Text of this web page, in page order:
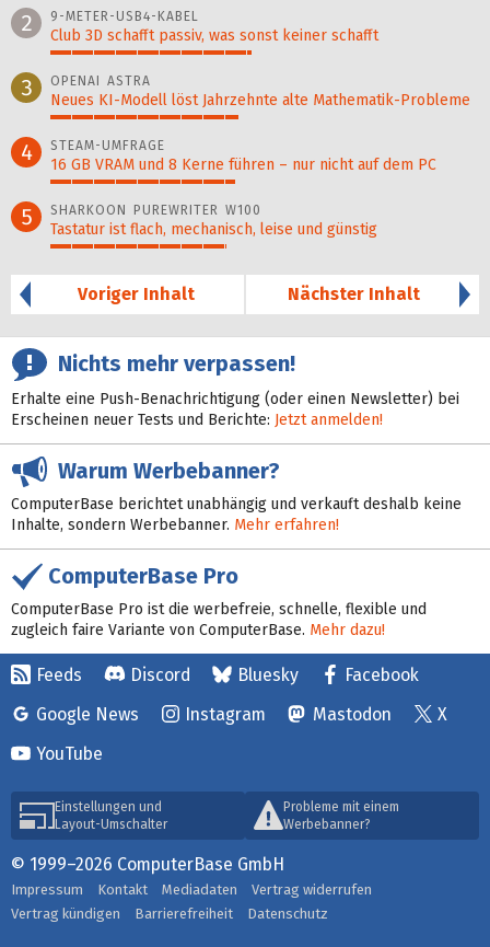
2 9-METER-USB4-KABEL
Club 3D schafft passiv, was sonst keiner schafft
3 OPENAI ASTRA
Neues KI-Modell löst Jahr­zehn­te alte Ma­thematik-Pro­ble­me
4 STEAM-UMFRAGE
16 GB VRAM und 8 Kerne führen – nur nicht auf dem PC
5 SHARKOON PUREWRITER W100
Tastatur ist flach, mechanisch, leise und günstig
Voriger Inhalt
Nächster Inhalt
Nichts mehr verpassen!
Erhalte eine Push-Benachrichtigung (oder einen Newsletter) bei
Erscheinen neuer Tests und Berichte: Jetzt anmelden!
Warum Werbebanner?
ComputerBase berichtet unabhängig und verkauft deshalb keine
Inhalte, sondern Werbebanner. Mehr erfahren!
ComputerBase Pro
ComputerBase Pro ist die werbefreie, schnelle, flexible und
zugleich faire Variante von ComputerBase. Mehr dazu!
Feeds Discord Bluesky
Facebook
Google News
Instagram Mastodon
X
YouTube
Einstellungen und
Layout-Umschalter
Probleme mit einem
Werbebanner?
© 1999–2026 ComputerBase GmbH
Impressum Kontakt Mediadaten
Vertrag widerrufen
Vertrag kündigen
Barrierefreiheit Datenschutz